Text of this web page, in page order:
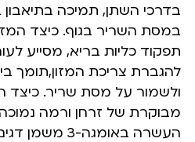
בדרכי השתן, תמיכה
במסת השריר בגוף. כיצד
תפקוד כליות בריא, מסייע
להגברת צריכת המזון,תומך
ולשמור על מסת שריר. כיצד
מבוקרת של זרחן ורמה
העשרה באומגה-